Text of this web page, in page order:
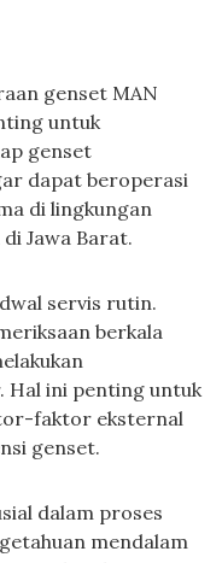
genset MAN
untuk
genset
dapat beroperasi
di lingkungan
Jawa Barat.
servis rutin.
berkala
Hal ini penting untuk
faktor eksternal
genset.
dalam proses
mendalam